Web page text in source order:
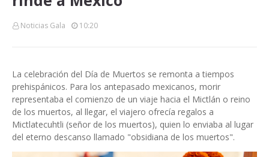
Noticias Gala 10:20
La celebración del Día de Muertos se remonta a tiempos
prehispánicos. Para los antepasado mexicanos, morir
representaba el comienzo de un viaje hacia el Mictlán o reino
de los muertos, al llegar, el viajero ofrecía regalos a
Mictlatecuhtli (señor de los muertos), quien lo enviaba al lugar
del eterno descanso llamado "obsidiana de los muertos".